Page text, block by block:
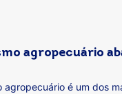
agropecuário
agropecuário é um dos